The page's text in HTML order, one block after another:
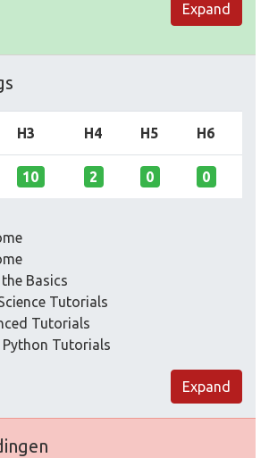
Expand
H3 H4 H5 H6
10 2 0 0
Basics
Tutorials
Tutorials
Python Tutorials
Expand